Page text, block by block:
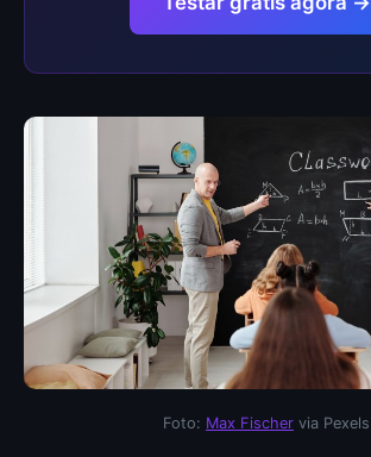
Foto: Max Fischer via Pexels